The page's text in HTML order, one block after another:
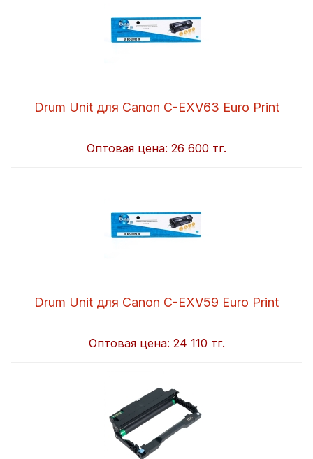
Drum Unit для Canon C-EXV63 Euro Print
Оптовая цена: 26 600 тг.
Drum Unit для Canon C-EXV59 Euro Print
Оптовая цена: 24 110 тг.